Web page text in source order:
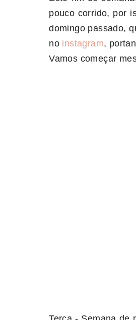
pouco corrido, por
domingo passado,
no instagram,
Vamos começar